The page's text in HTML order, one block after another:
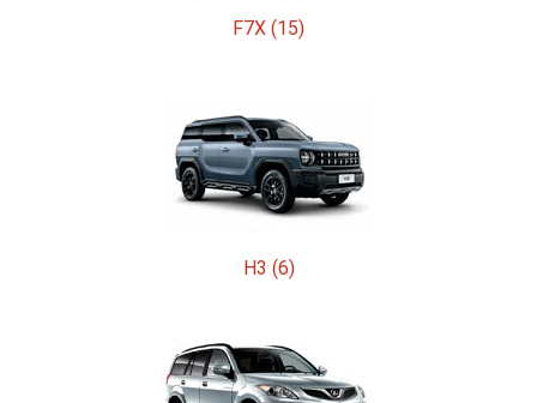
F7X (15)
H3 (6)